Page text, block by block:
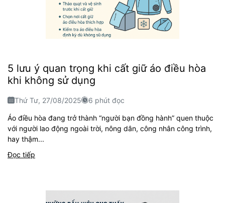
5 lưu ý quan trọng khi cất giữ áo điều hòa
khi không sử dụng
Thứ Tư, 27/08/2025 6 phút đọc
Áo điều hòa đang trở thành “người bạn đồng hành” quen thuộc
với người lao động ngoài trời, nông dân, công nhân công trình,
hay thậm...
Đọc tiếp